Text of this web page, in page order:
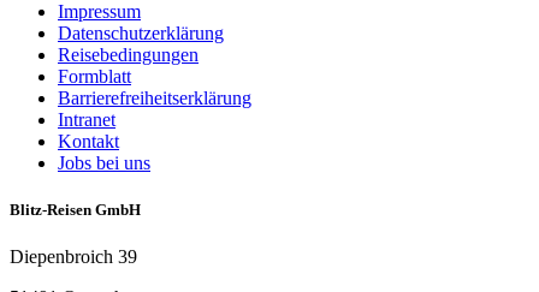
Impressum
Datenschutzerklärung
Reisebedingungen
Formblatt
Barrierefreiheitserklärung
Intranet
Kontakt
Jobs bei uns
Blitz-Reisen GmbH
Diepenbroich 39